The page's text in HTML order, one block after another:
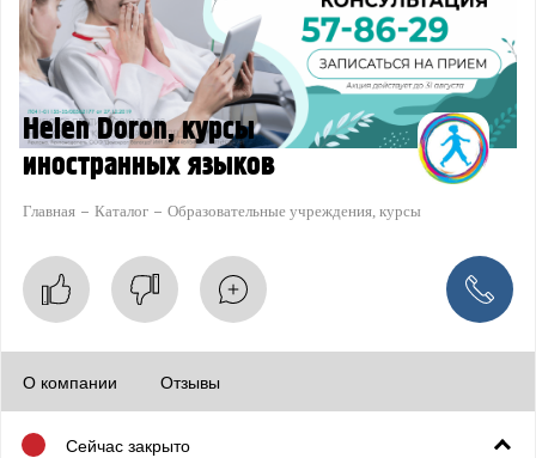
Helen Doron, курсы
иностранных языков
Главная Каталог Образовательные учреждения, курсы
О компании Отзывы
Сейчас закрыто